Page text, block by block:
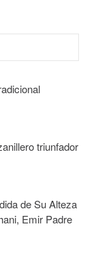
triunfador
de Su Alteza
Emir Padre